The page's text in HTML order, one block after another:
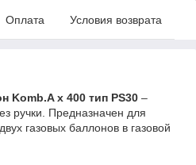
Оплата Условия возврата
Komb.A x 400 тип PS30 –
ручки. Предназначен для
газовых баллонов в газовой